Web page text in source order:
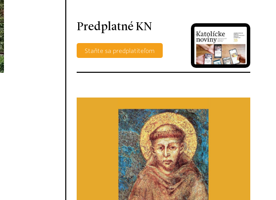
Predplatné KN
Staňte sa predplatiteľom